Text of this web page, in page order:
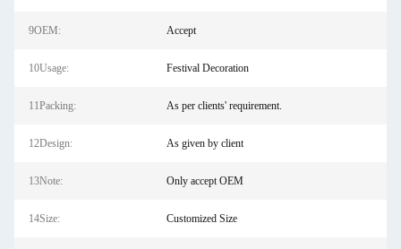
9OEM: Accept
10Usage: Festival Decoration
11Packing: As per clients' requirement.
12Design: As given by client
13Note: Only accept OEM
14Size: Customized Size